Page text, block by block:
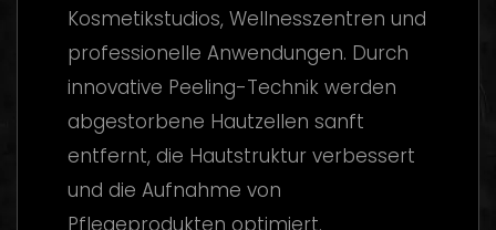
Kosmetikstudios, Wellnesszentren und
professionelle Anwendungen. Durch
innovative Peeling-Technik werden
abgestorbene Hautzellen sanft
entfernt, die Hautstruktur verbessert
und die Aufnahme von